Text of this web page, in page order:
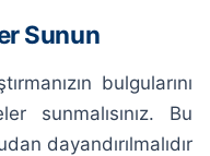
Sunun
bulgularını
sunmalısınız. Bu
dayandırılmalıdır